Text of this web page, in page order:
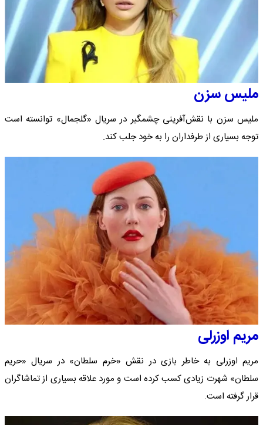
ملیس سزن
ملیس سزن با نقش‌آفرینی چشمگیر در سریال «گلجمال» توانسته است
توجه بسیاری از طرفداران را به خود جلب کند.
مریم اوزرلی
مریم اوزرلی به خاطر بازی در نقش «خرم سلطان» در سریال «حریم
سلطان» شهرت زیادی کسب کرده است و مورد علاقه بسیاری از تماشاگران
قرار گرفته است.